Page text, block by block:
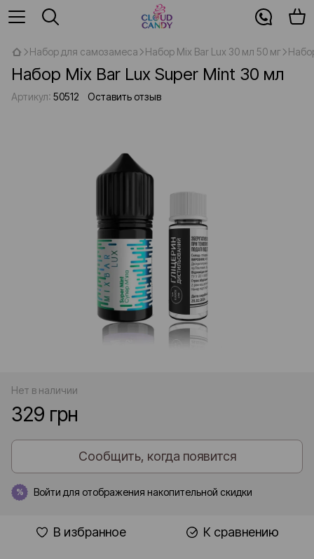
Набор для самозамеса Набор Mix Bar Lux 30 мл 50 мг
Набор Mix Bar Lux Super Mint 30 мл
Артикул: 50512 Оставить отзыв
Нет в наличии
329 грн
Сообщить, когда появится
% Войти для отображения накопительной скидки
В избранное К сравнению